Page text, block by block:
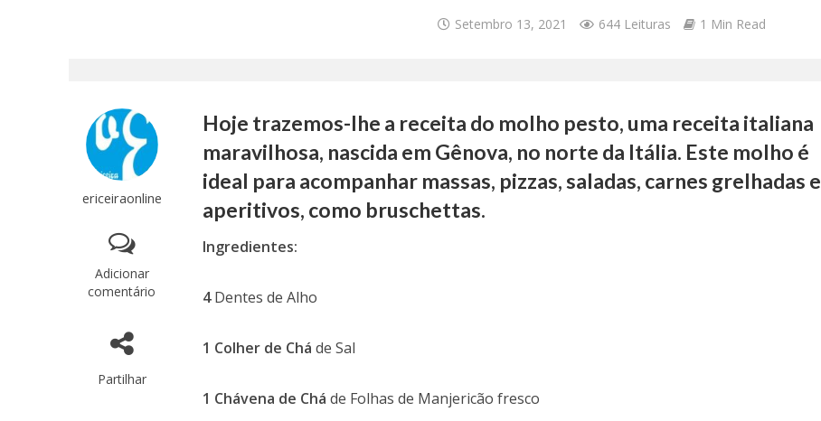
Setembro 13, 2021 644 Leituras 1 Min Read
ericeiraonline
Adicionar
comentário
Partilhar
Hoje trazemos-lhe a receita do molho pesto, uma receita italiana
maravilhosa, nascida em Gênova, no norte da Itália. Este molho é
ideal para acompanhar massas, pizzas, saladas, carnes grelhadas e
aperitivos, como bruschettas.
Ingredientes:
4Dentes de Alho
1 Colher de Cháde Sal
1 Chávena de Cháde Folhas de Manjericão fresco